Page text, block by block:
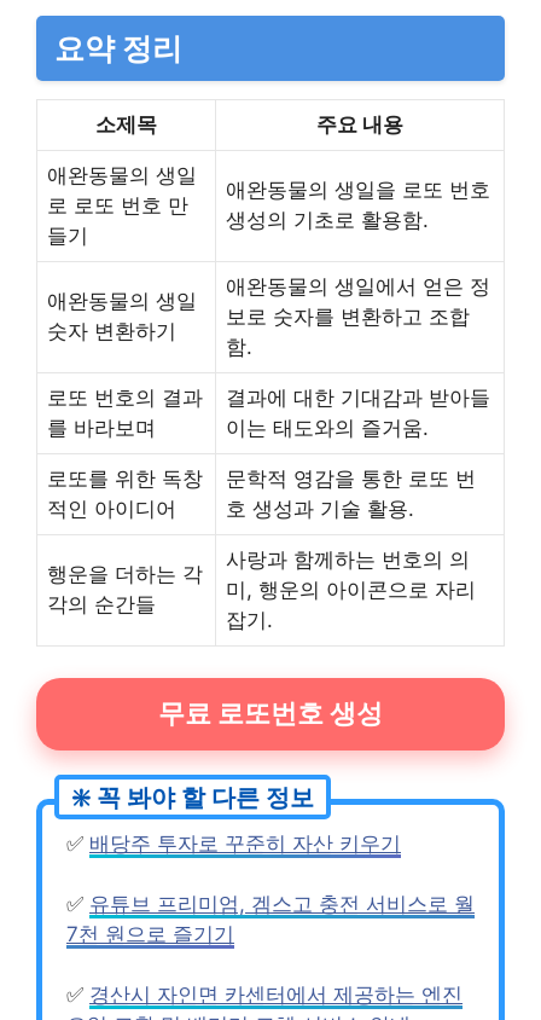
요약 정리
소제목 주요 내용
애완동물의 생일
로 로또 번호 만
들기
애완동물의 생일을 로또 번호
생성의 기초로 활용함.
애완동물의 생일
숫자 변환하기
애완동물의 생일에서 얻은 정
보로 숫자를 변환하고 조합
함.
로또 번호의 결과
를 바라보며
결과에 대한 기대감과 받아들
이는 태도와의 즐거움.
로또를 위한 독창
적인 아이디어
문학적 영감을 통한 로또 번
호 생성과 기술 활용.
행운을 더하는 각
각의 순간들
사랑과 함께하는 번호의 의
미, 행운의 아이콘으로 자리
잡기.
무료 로또번호 생성
✅ 배당주 투자로 꾸준히 자산 키우기
✅ 유튜브 프리미엄, 겜스고 충전 서비스로 월
7천 원으로 즐기기
✅ 경산시 자인면 카센터에서 제공하는 엔진